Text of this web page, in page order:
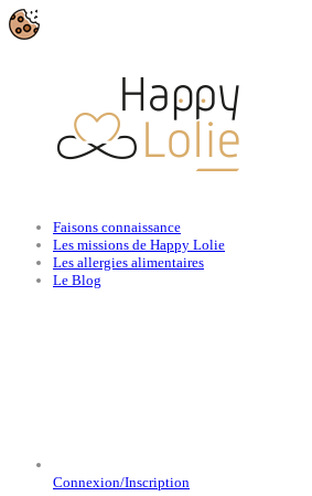
Faisons connaissance
Les missions de Happy Lolie
Les allergies alimentaires
Le Blog
Connexion/Inscription